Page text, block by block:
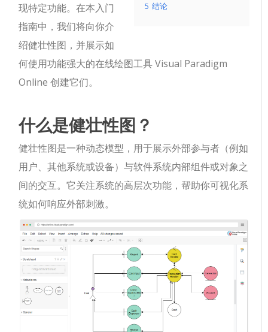
5 结论
现特定功能。在本入门
指南中，我们将向你介
绍健壮性图，并展示如
何使用功能强大的在线绘图工具 Visual Paradigm
Online 创建它们。
什么是健壮性图？
健壮性图是一种动态模型，用于展示外部参与者（例如
用户、其他系统或设备）与软件系统内部组件或对象之
间的交互。它关注系统的高层次功能，帮助你可视化系
统如何响应外部刺激。